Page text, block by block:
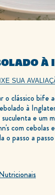
À
SUA
o clássico bife
à
e um
com cebolas
o passo a